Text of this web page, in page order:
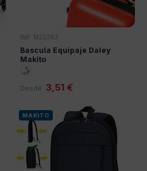
Ref: M20363
Bascula Equipaje Daley
Makito
Desde 3,51 €
MAKITO